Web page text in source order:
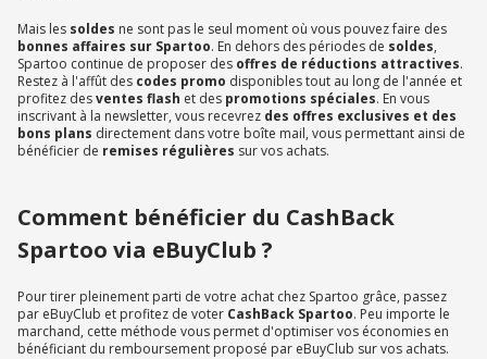
Mais les soldes ne sont pas le seul moment où vous pouvez faire des
bonnes affaires sur Spartoo. En dehors des périodes de soldes,
Spartoo continue de proposer des offres de réductions attractives.
Restez à l'affût des codes promo disponibles tout au long de l'année et
profitez desventes flash et des promotions spéciales. En vous
inscrivant à la newsletter, vous recevrez des offres exclusives et des
bons plans directement dans votre boîte mail, vous permettant ainsi de
bénéficier de remises régulières sur vos achats.
Comment bénéficier du CashBack
Spartoo via eBuyClub ?
Pour tirer pleinement parti de votre achat chez Spartoo grâce, passez
par eBuyClub et profitez de voter CashBack Spartoo. Peu importe le
marchand, cette méthode vous permet d'optimiser vos économies en
bénéficiant du remboursement proposé par eBuyClub sur vos achats.